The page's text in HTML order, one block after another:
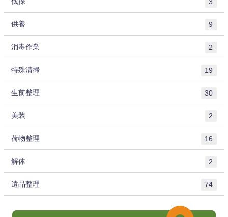
供養 9
消毒作業 2
特殊清掃 19
生前整理 30
美装 2
荷物整理 16
解体 2
遺品整理 74